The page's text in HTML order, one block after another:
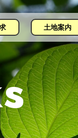
土地案内